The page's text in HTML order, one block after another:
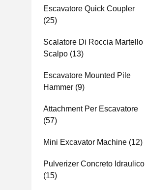
Escavatore Quick Coupler
(25)
Scalatore Di Roccia Martello
Scalpo (13)
Escavatore Mounted Pile
Hammer (9)
Attachment Per Escavatore
(57)
Mini Excavator Machine (12)
Pulverizer Concreto Idraulico
(15)